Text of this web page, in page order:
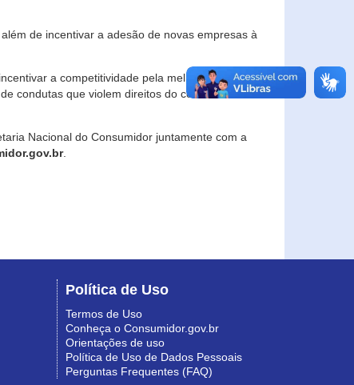
de incentivar a adesão de novas empresas à
a competitividade pela melhoria da
condutas que violem direitos do consumidor e
Nacional do Consumidor juntamente com a
.
Política de Uso
Termos de Uso
Conheça o Consumidor.gov.br
Orientações de uso
Política de Uso de Dados Pessoais
Perguntas Frequentes (FAQ)